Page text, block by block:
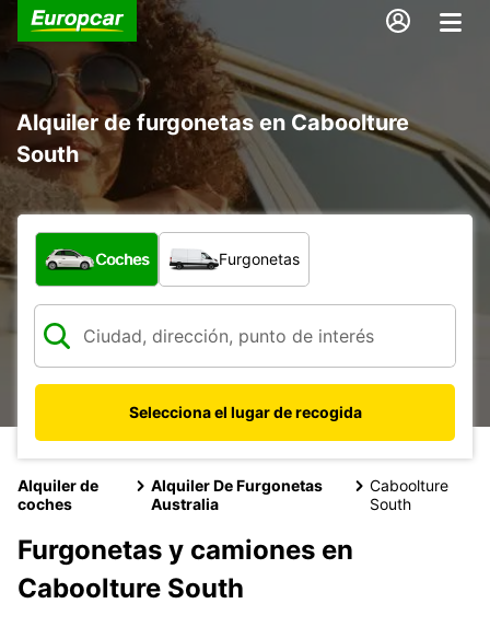
Alquiler de furgonetas en Caboolture
South
¿Qué tipo de vehículo?
Coches Furgonetas
Selecciona el lugar de recogida
Alquiler de
coches
Alquiler De Furgonetas
Australia
Caboolture
South
Furgonetas y camiones en
Caboolture South